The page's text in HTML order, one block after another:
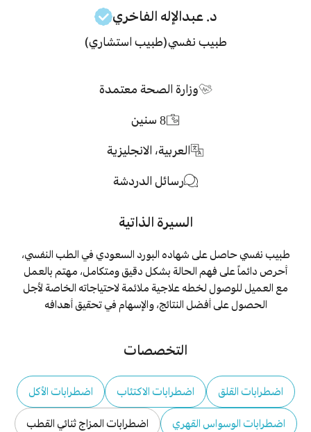
د. عبدالإله الفاخري
طبيب نفسي(طبيب استشاري)
وزارة الصحة معتمدة
8 سنين
العربية، الانجليزية
رسائل الدردشة
السيرة الذاتية
طبيب نفسي حاصل على شهاده البورد السعودي في الطب النفسي،
أحرص دائماً على فهم الحالة بشكل دقيق ومتكامل، مهتم بالعمل
مع العميل للوصول لخطه علاجية ملائمة لاحتياجاته الخاصة لأجل
الحصول على أفضل النتائج، والإسهام في تحقيق أهدافه
التخصصات
اضطرابات القلق اضطرابات الاكتئاب اضطرابات الأكل
اضطرابات الوسواس القهري اضطرابات المزاج ثنائي القطب